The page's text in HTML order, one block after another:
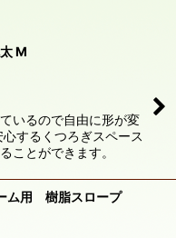
M
いるので自由に形が変
するくつろぎスペース
ことができます。
ム用 樹脂スロープ